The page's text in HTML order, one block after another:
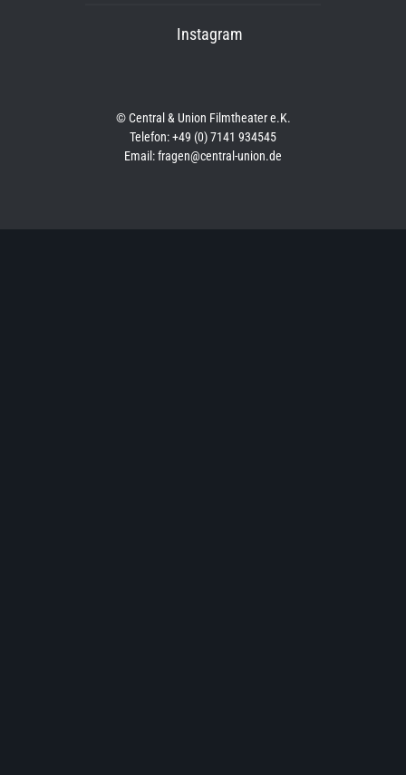
Instagram
© Central & Union Filmtheater e.K.
Telefon: +49 (0) 7141 934545
Email: fragen@central-union.de